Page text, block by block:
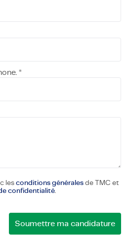
*
les conditions générales de TMC et
confidentialité.